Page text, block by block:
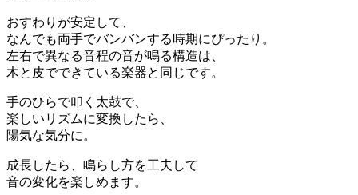
おすわりが安定して、
なんでも両手でバンバンする時期にぴったり。
左右で異なる音程の音が鳴る構造は、
木と皮でできている楽器と同じです。
手のひらで叩く太鼓で、
楽しいリズムに変換したら、
陽気な気分に。
成長したら、鳴らし方を工夫して
音の変化を楽しめます。